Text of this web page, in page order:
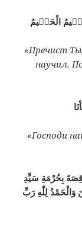
الْحَكٖيمُ
«Пречист
научил.
«Господи
بِحُرْمَةِ سَيِّدِ
لِلّٰهِ رَبِّ